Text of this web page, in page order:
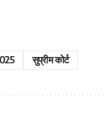
सुप्रीम कोर्ट